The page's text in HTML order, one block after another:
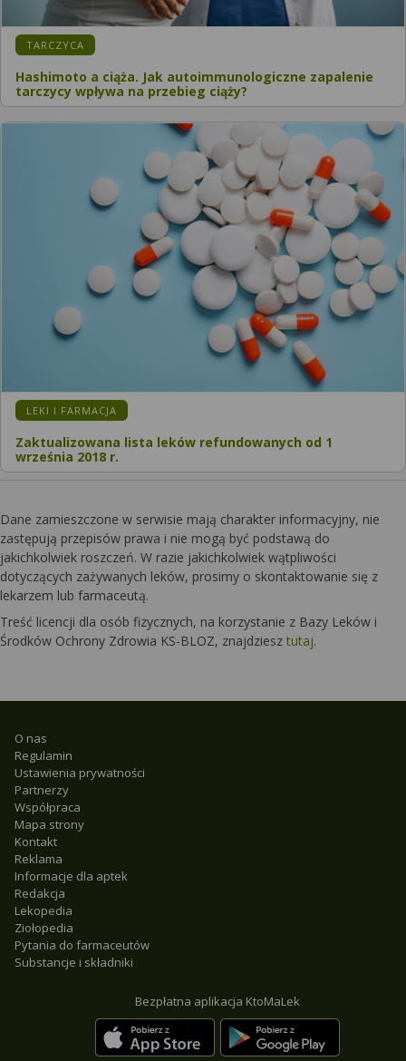
TARCZYCA
Hashimoto a ciąża. Jak autoimmunologiczne zapalenie
tarczycy wpływa na przebieg ciąży?
LEKI I FARMACJA
Zaktualizowana lista leków refundowanych od 1
września 2018 r.
Dane zamieszczone w serwisie mają charakter informacyjny, nie
zastępują przepisów prawa i nie mogą być podstawą do
jakichkolwiek roszczeń. W razie jakichkolwiek wątpliwości
dotyczących zażywanych leków, prosimy o skontaktowanie się z
lekarzem lub farmaceutą.
Treść licencji dla osób fizycznych, na korzystanie z Bazy Leków i
Środków Ochrony Zdrowia KS-BLOZ, znajdziesz tutaj.
O nas
Regulamin
Ustawienia prywatności
Partnerzy
Współpraca
Mapa strony
Kontakt
Reklama
Informacje dla aptek
Redakcja
Lekopedia
Ziołopedia
Pytania do farmaceutów
Substancje i składniki
Bezpłatna aplikacja KtoMaLek